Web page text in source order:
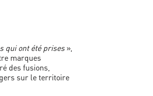
qui ont été prises»,
marques
des fusions,
sur le territoire